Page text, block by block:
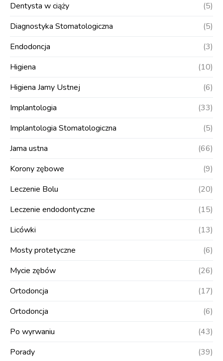
Dentysta w ciąży
(5)
Diagnostyka Stomatologiczna
(5)
Endodoncja
(3)
Higiena
(10)
Higiena Jamy Ustnej
(6)
Implantologia
(33)
Implantologia Stomatologiczna
(5)
Jama ustna
(66)
Korony zębowe
(9)
Leczenie Bolu
(20)
Leczenie endodontyczne
(15)
Licówki
(13)
Mosty protetyczne
(6)
Mycie zębów
(26)
Ortodoncja
(17)
Ortodoncja
(6)
Po wyrwaniu
(43)
Porady
(39)